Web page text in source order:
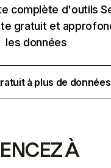
complète d'outils
gratuit et
les données
à plus de données
À